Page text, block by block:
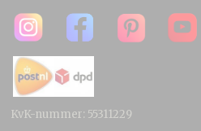
KvK-nummer: 55311229